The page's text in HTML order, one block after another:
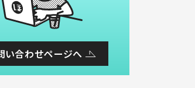
い合わせページへ